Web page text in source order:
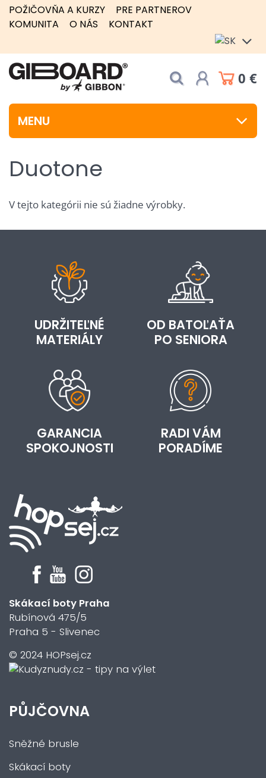
POŽIČOVŇA A KURZY
PRE PARTNEROV
KOMUNITA
O NÁS KONTAKT
0 €
MENU
Duotone
V tejto kategórii nie sú žiadne výrobky.
UDRŽITEĽNÉ
MATERIÁLY
OD BATOĽAŤA
PO SENIORA
GARANCIA
SPOKOJNOSTI
RADI VÁM
PORADÍME
Skákací boty Praha
Rubínová 475/5
Praha 5 - Slivenec
© 2024 HOPsej.cz
PŮJČOVNA
Sněžné brusle
Skákací boty